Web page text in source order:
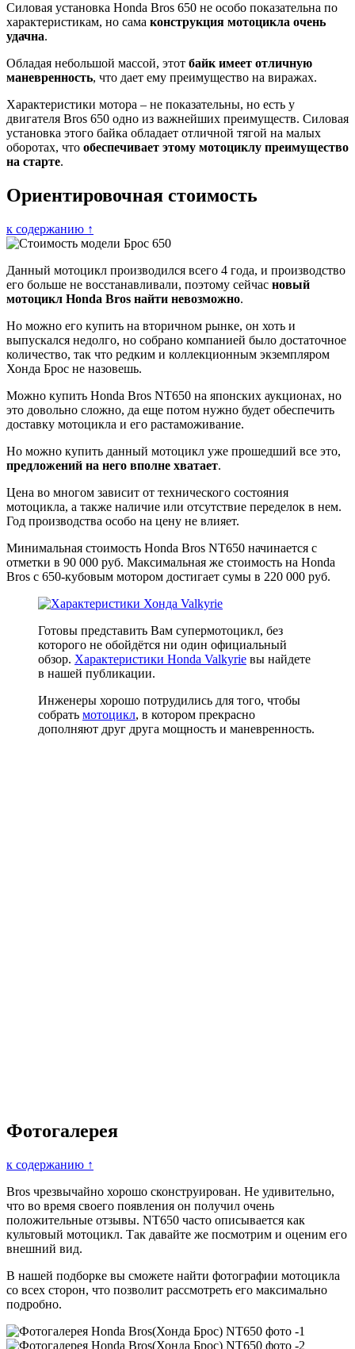
Силовая установка Honda Bros 650 не особо показательна по
характеристикам, но сама конструкция мотоцикла очень
удачна.
Обладая небольшой массой, этот байк имеет отличную
маневренность, что дает ему преимущество на виражах.
Характеристики мотора – не показательны, но есть у
двигателя Bros 650 одно из важнейших преимуществ. Силовая
установка этого байка обладает отличной тягой на малых
оборотах, что обеспечивает этому мотоциклу преимущество
на старте.
Ориентировочная стоимость
к содержанию ↑
Данный мотоцикл производился всего 4 года, и производство
его больше не восстанавливали, поэтому сейчас новый
мотоцикл Honda Bros найти невозможно.
Но можно его купить на вторичном рынке, он хоть и
выпускался недолго, но собрано компанией было достаточное
количество, так что редким и коллекционным экземпляром
Хонда Брос не назовешь.
Можно купить Honda Bros NT650 на японских аукционах, но
это довольно сложно, да еще потом нужно будет обеспечить
доставку мотоцикла и его растаможивание.
Но можно купить данный мотоцикл уже прошедший все это,
предложений на него вполне хватает.
Цена во многом зависит от технического состояния
мотоцикла, а также наличие или отсутствие переделок в нем.
Год производства особо на цену не влияет.
Минимальная стоимость Honda Bros NT650 начинается с
отметки в 90 000 руб. Максимальная же стоимость на Honda
Bros с 650-кубовым мотором достигает сумы в 220 000 руб.
Готовы представить Вам супермотоцикл, без
которого не обойдётся ни один официальный
обзор. Характеристики Honda Valkyrie вы найдете
в нашей публикации.
Инженеры хорошо потрудились для того, чтобы
собрать мотоцикл, в котором прекрасно
дополняют друг друга мощность и маневренность.
Фотогалерея
к содержанию ↑
Bros чрезвычайно хорошо сконструирован. Не удивительно,
что во время своего появления он получил очень
положительные отзывы. NT650 часто описывается как
культовый мотоцикл. Так давайте же посмотрим и оценим его
внешний вид.
В нашей подборке вы сможете найти фотографии мотоцикла
со всех сторон, что позволит рассмотреть его максимально
подробно.